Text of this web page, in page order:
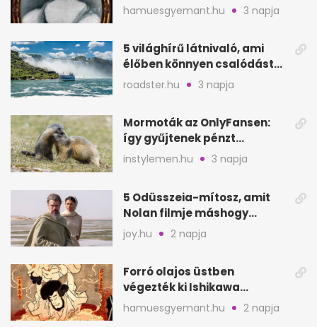
padláson kínzott
hamuesgyemant.hu 3 napja
5 világhírű látnivaló, ami
élőben könnyen csalódást
okozhat
roadster.hu 3 napja
Mormoták az OnlyFansen:
így gyűjtenek pénzt
amerikai kutatók
instylemen.hu 3 napja
5 Odüsszeia-mítosz, amit
Nolan filmje máshogy
mutat, mint Homérosz
joy.hu 2 napja
Forró olajos üstben
végezték ki Ishikawa
Goemont, Japán Robin
Hoodját
hamuesgyemant.hu 2 napja